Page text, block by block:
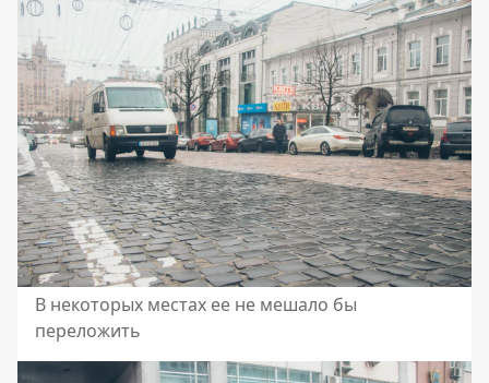
В некоторых местах ее не мешало бы
переложить